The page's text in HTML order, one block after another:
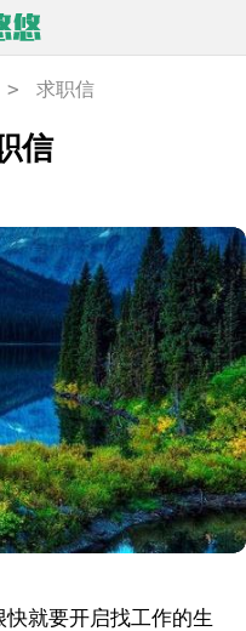
> 求职信
信
就要开启找工作的生